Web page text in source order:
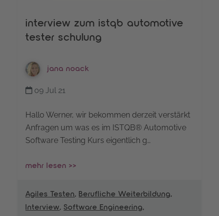
interview zum istqb automotive
tester schulung
jana noack
09 Jul 21
Hallo Werner, wir bekommen derzeit verstärkt
Anfragen um was es im ISTQB® Automotive
Software Testing Kurs eigentlich g…
mehr lesen >>
Agiles Testen, Berufliche Weiterbildung,
Interview, Software Engineering,